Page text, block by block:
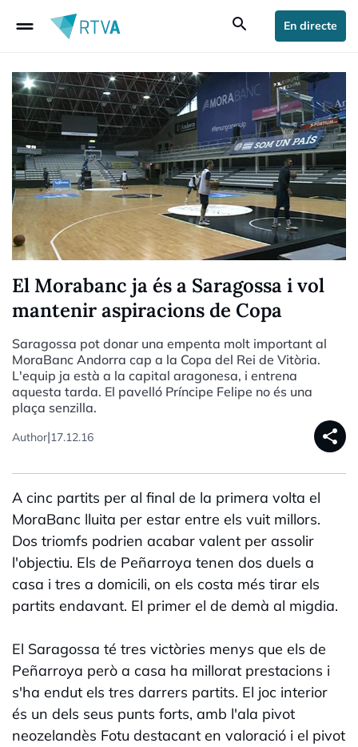
drag_handle search En directe
El Morabanc ja és a Saragossa i vol
mantenir aspiracions de Copa
Saragossa pot donar una empenta molt important al
MoraBanc Andorra cap a la Copa del Rei de Vitòria.
L'equip ja està a la capital aragonesa, i entrena
aquesta tarda. El pavelló Príncipe Felipe no és una
plaça senzilla.
Author|17.12.16 share
A cinc partits per al final de la primera volta el
MoraBanc lluita per estar entre els vuit millors.
Dos triomfs podrien acabar valent per assolir
l'objectiu. Els de Peñarroya tenen dos duels a
casa i tres a domicili, on els costa més tirar els
partits endavant. El primer el de demà al migdia.
El Saragossa té tres victòries menys que els de
Peñarroya però a casa ha millorat prestacions i
s'ha endut els tres darrers partits. El joc interior
és un dels seus punts forts, amb l'ala pivot
neozelandès Fotu destacant en valoració i el pivot